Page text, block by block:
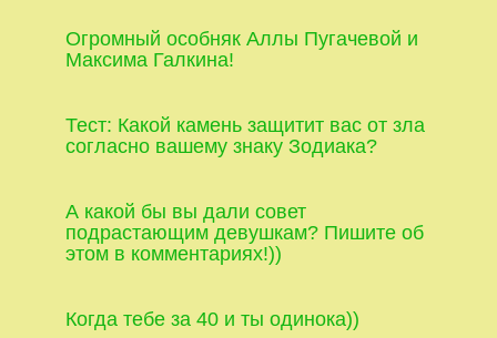
Огромный особняк Аллы Пугачевой и
Максима Галкина!
Тест: Какой камень защитит вас от зла
согласно вашему знаку Зодиака?
А какой бы вы дали совет
подрастающим девушкам? Пишите об
этом в комментариях!))
Когда тебе за 40 и ты одинока))